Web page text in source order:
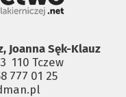
Joanna Sęk-Klauz
110 Tczew
777 01 25